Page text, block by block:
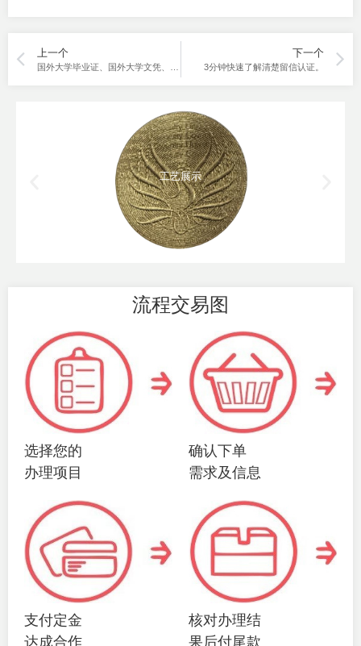
上一个
国外大学毕业证、国外大学文凭、国外大学学位证的区别。
下一个
3分钟快速了解清楚留信认证。
工艺展示
流程交易图
选择您的
办理项目
确认下单
需求及信息
支付定金
达成合作
核对办理结
果后付尾款